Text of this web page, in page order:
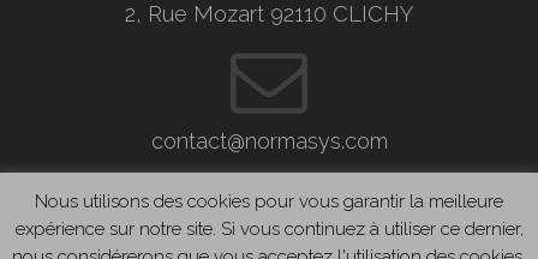
2, Rue Mozart 92110 CLICHY
contact@normasys.com
Nous utilisons des cookies pour vous garantir la meilleure
expérience sur notre site. Si vous continuez à utiliser ce dernier,